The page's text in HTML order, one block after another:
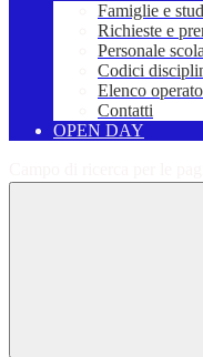
Famiglie e
Richieste e
Personale
Codici
Elenco
Contatti
OPEN DAY